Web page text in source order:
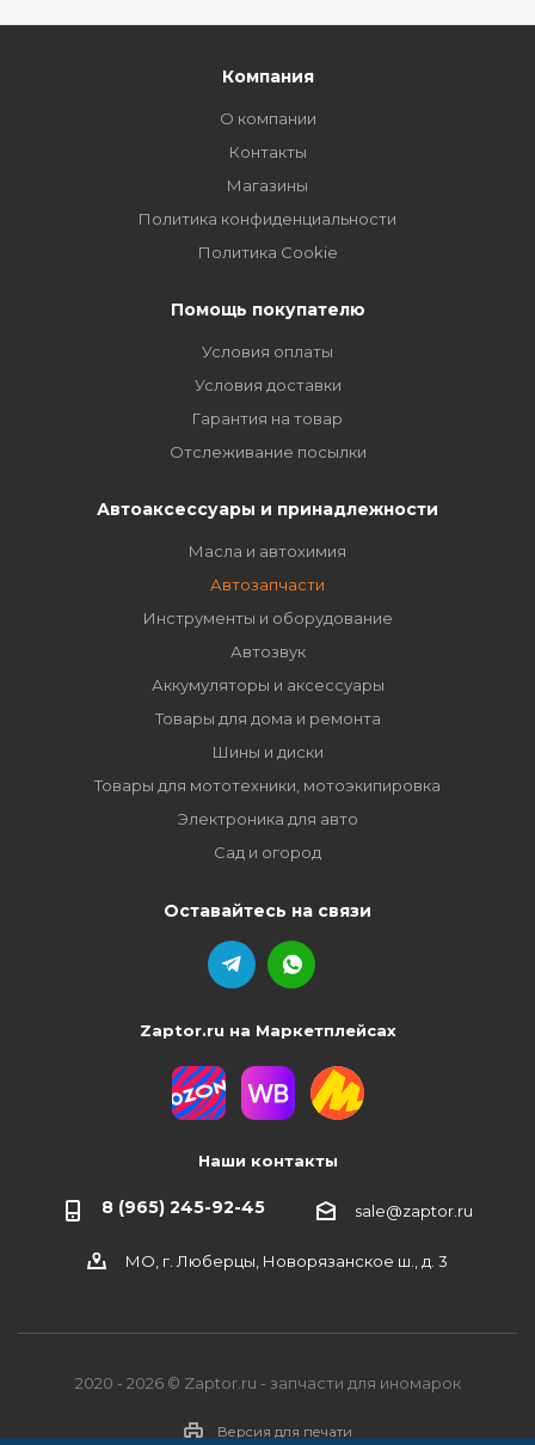
Компания
О компании
Контакты
Магазины
Политика конфиденциальности
Политика Cookie
Помощь покупателю
Условия оплаты
Условия доставки
Гарантия на товар
Отслеживание посылки
Автоаксессуары и принадлежности
Масла и автохимия
Автозапчасти
Инструменты и оборудование
Автозвук
Аккумуляторы и аксессуары
Товары для дома и ремонта
Шины и диски
Товары для мототехники, мотоэкипировка
Электроника для авто
Сад и огород
Оставайтесь на связи
Zaptor.ru на Маркетплейсах
Наши контакты
8 (965) 245-92-45 sale@zaptor.ru
МО, г. Люберцы, Новорязанское ш., д. 3
2020 - 2026 © Zaptor.ru - запчасти для иномарок
Версия для печати